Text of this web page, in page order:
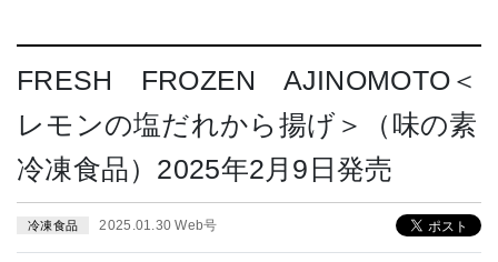
FRESH FROZEN AJINOMOTO＜
レモンの塩だれから揚げ＞（味の素
冷凍食品）2025年2月9日発売
冷凍食品 2025.01.30 Web号